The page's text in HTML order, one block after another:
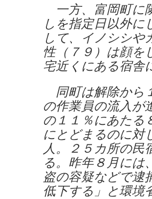
一方、富岡町に
しを指定日以外に
して、イノシシや
性（７９）は顔を
宅近くにある宿舎
同町は解除から
の作業員の流入が
の１１％にあたる
にとどまるのに対
人。２５カ所の民
る。昨年８月には
盗の容疑などで逮
低下する」と環境